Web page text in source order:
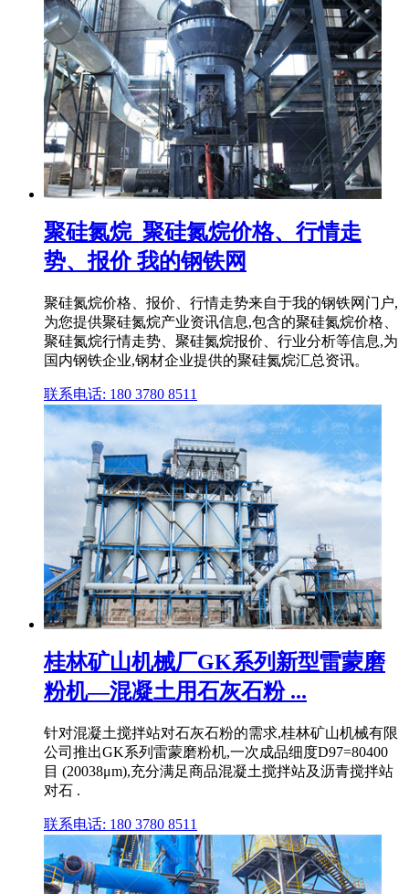
聚硅氮烷_聚硅氮烷价格、行情走
势、报价 我的钢铁网
聚硅氮烷价格、报价、行情走势来自于我的钢铁网门户,
为您提供聚硅氮烷产业资讯信息,包含的聚硅氮烷价格、
聚硅氮烷行情走势、聚硅氮烷报价、行业分析等信息,为
国内钢铁企业,钢材企业提供的聚硅氮烷汇总资讯。
联系电话: 180 3780 8511
桂林矿山机械厂GK系列新型雷蒙磨
粉机—混凝土用石灰石粉 ...
针对混凝土搅拌站对石灰石粉的需求,桂林矿山机械有限
公司推出GK系列雷蒙磨粉机,一次成品细度D97=80400
目 (20038μm),充分满足商品混凝土搅拌站及沥青搅拌站
对石 .
联系电话: 180 3780 8511